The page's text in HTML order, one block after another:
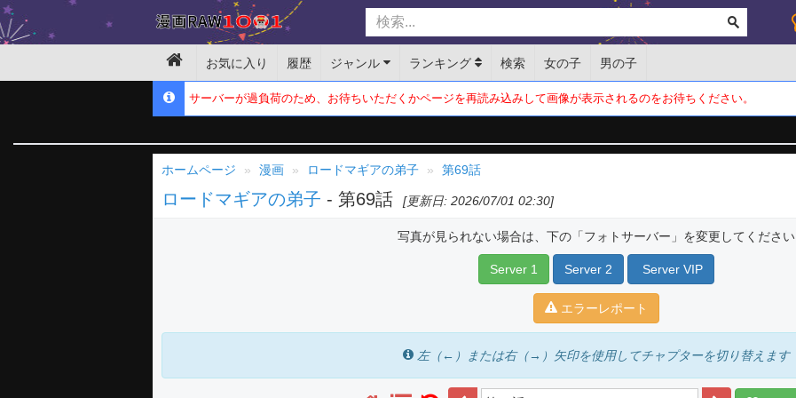
お気に入り 履歴 ジャンル ランキング 検索 女の子 男の子
サーバーが過負荷のため、お待ちいただくかページを再読み込みして画像が表示されるのをお待ちください。
ホームページ 漫画 ロードマギアの弟子 第69話
ロードマギアの弟子 - 第69話 [更新日: 2026/07/01 02:30]
写真が見られない場合は、下の「フォトサーバー」を変更してください
Server 1 Server 2 Server VIP
エラーレポート
左（←）または右（→）矢印を使用してチャプターを切り替えます